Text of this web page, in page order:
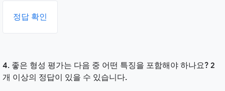
정답 확인
4. 좋은 형성 평가는 다음 중 어떤 특징을 포함해야 하나요? 2
개 이상의 정답이 있을 수 있습니다.